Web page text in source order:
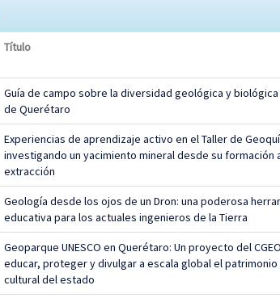
Título
Guía de campo sobre la diversidad geológica y
de Querétaro
Experiencias de aprendizaje activo en el Taller de
investigando un yacimiento mineral desde su formación
extracción
Geología desde los ojos de un Dron: una poderosa
educativa para los actuales ingenieros de la Tierra
Geoparque UNESCO en Querétaro: Un proyecto del
educar, proteger y divulgar a escala global el
cultural del estado